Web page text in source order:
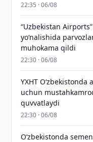
22:35 · 06/08
“Uzbekistan
yo‘nalishida
muhokama qildi
22:30 · 06/08
YXHT
uchun
quvvatlaydi
22:30 · 06/08
O‘zbekistonda